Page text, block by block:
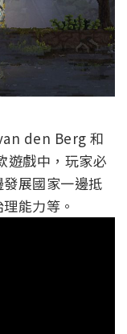
den Berg 和
遊戲中，玩家必
展國家一邊抵
能力等。